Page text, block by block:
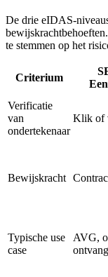
De drie eIDAS-
te stemmen op het
Criterium
Verificatie
van
ondertekenaar
Klik of
Bewijskracht
Typische use
case
AVG,